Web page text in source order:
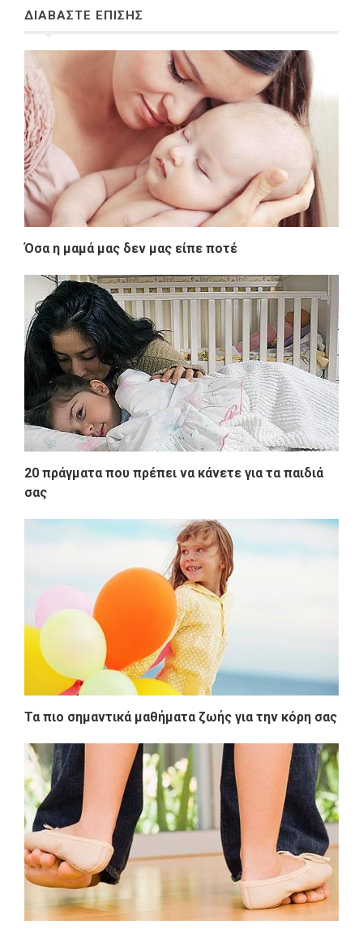
ΔΙΑΒΑΣΤΕ ΕΠΙΣΗΣ
Όσα η μαμά μας δεν μας είπε ποτέ
20 πράγματα που πρέπει να κάνετε για τα παιδιά
σας
Τα πιο σημαντικά μαθήματα ζωής για την κόρη σας